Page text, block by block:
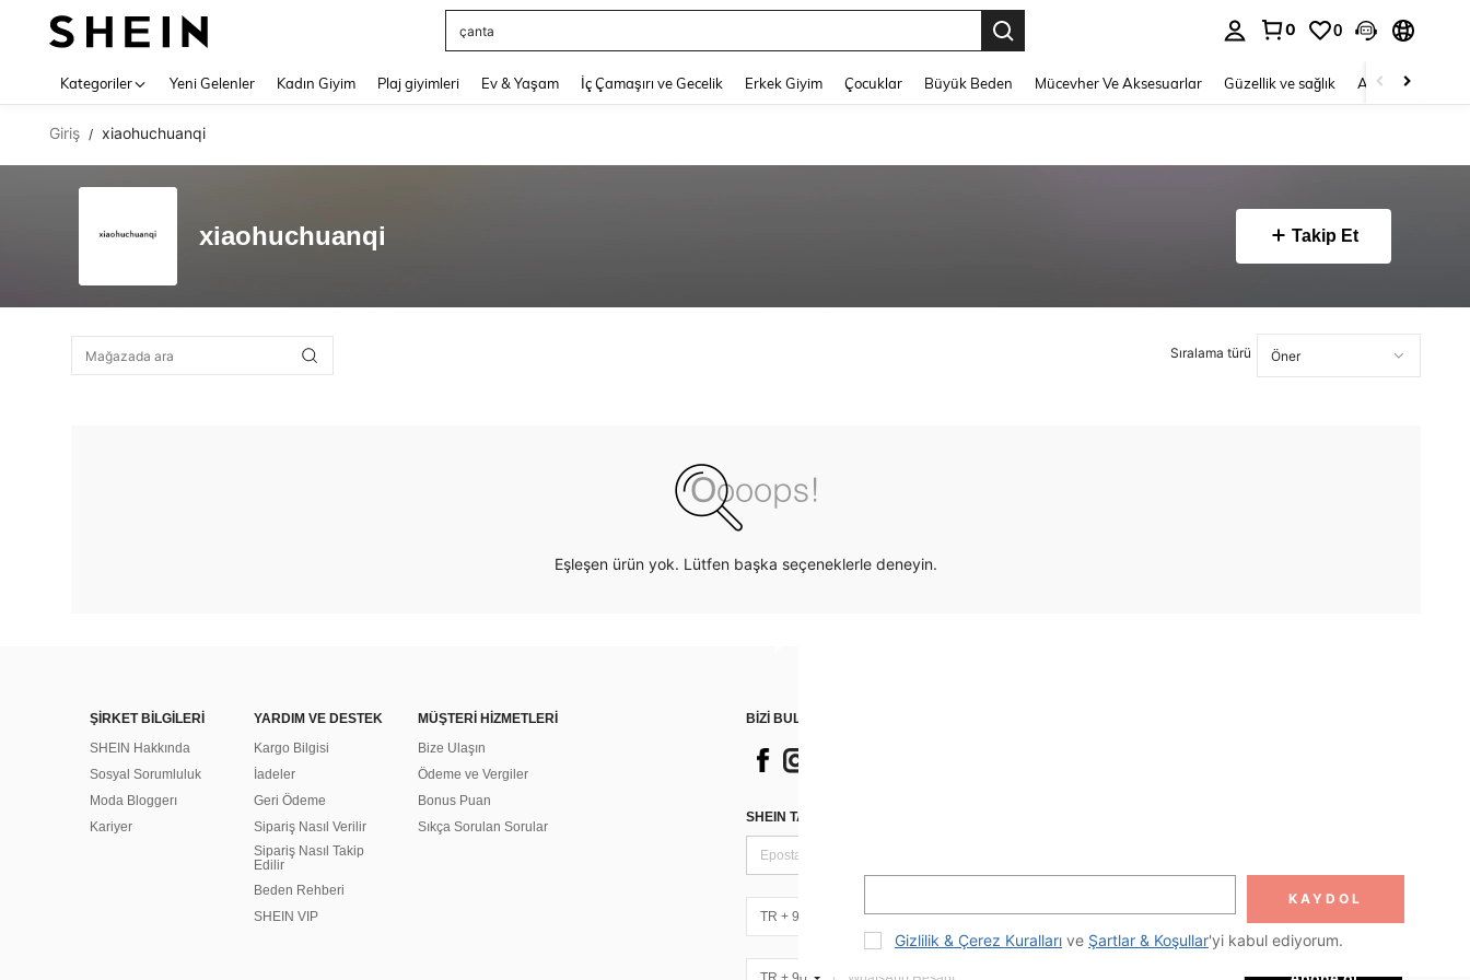
çanta
0 0
Kategoriler Yeni Gelenler Kadın Giyim Plaj giyimleri Ev & Yaşam İç Çamaşırı ve Gecelik Erkek Giyim Çocuklar Büyük Beden Mücevher Ve Aksesuarlar Güzellik ve sağlık Ayakkabı
Giriş / xiaohuchuanqi
xiaohuchuanqi Takip Et
Sıralama türü
Eşleşen ürün yok. Lütfen başka seçeneklerle deneyin.
ŞİRKET BİLGİLERİ
SHEIN Hakkında
Sosyal Sorumluluk
Moda Bloggerı
Kariyer
YARDIM VE DESTEK
Kargo Bilgisi
İadeler
Geri Ödeme
Sipariş Nasıl Verilir
Sipariş Nasıl Takip
Edilir
Beden Rehberi
SHEIN VIP
MÜŞTERİ HİZMETLERİ
Bize Ulaşın
Ödeme ve Vergiler
Bonus Puan
Sıkça Sorulan Sorular
BİZİ BULUN
SHEIN TARZI HABERLER IÇIN KAYDOLUN
TR + 90
KAYDOL
Gizlilik & Çerez Kuralları ve Şartlar & Koşullar'yi kabul ediyorum.